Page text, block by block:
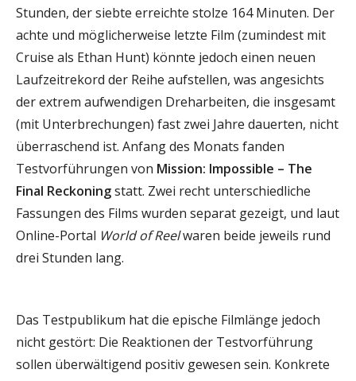
Stunden, der siebte erreichte stolze 164 Minuten. Der
achte und möglicherweise letzte Film (zumindest mit
Cruise als Ethan Hunt) könnte jedoch einen neuen
Laufzeitrekord der Reihe aufstellen, was angesichts
der extrem aufwendigen Dreharbeiten, die insgesamt
(mit Unterbrechungen) fast zwei Jahre dauerten, nicht
überraschend ist. Anfang des Monats fanden
Testvorführungen von Mission: Impossible – The
Final Reckoningstatt. Zwei recht unterschiedliche
Fassungen des Films wurden separat gezeigt, und laut
Online-Portal World of Reelwaren beide jeweils rund
drei Stunden lang.
Das Testpublikum hat die epische Filmlänge jedoch
nicht gestört: Die Reaktionen der Testvorführung
sollen überwältigend positiv gewesen sein. Konkrete